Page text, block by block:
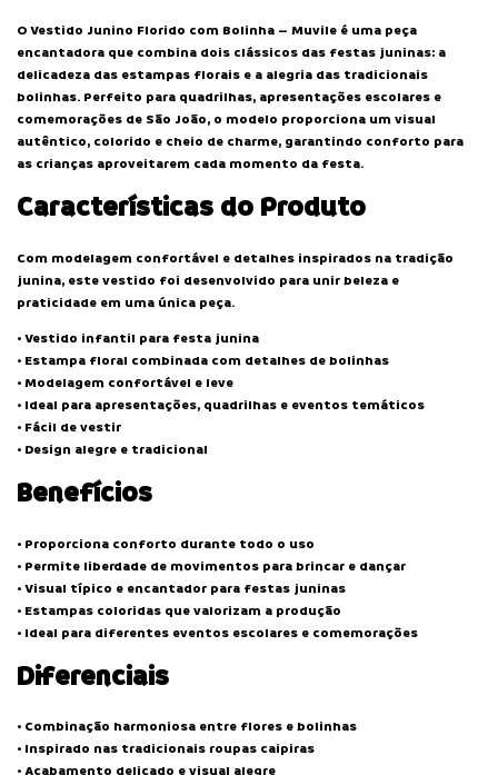
O Vestido Junino Florido com Bolinha – Muvile é uma peça
encantadora que combina dois clássicos das festas juninas: a
delicadeza das estampas florais e a alegria das tradicionais
bolinhas. Perfeito para quadrilhas, apresentações escolares e
comemorações de São João, o modelo proporciona um visual
autêntico, colorido e cheio de charme, garantindo conforto para
as crianças aproveitarem cada momento da festa.
Características do Produto
Com modelagem confortável e detalhes inspirados na tradição
junina, este vestido foi desenvolvido para unir beleza e
praticidade em uma única peça.
• Vestido infantil para festa junina
• Estampa floral combinada com detalhes de bolinhas
• Modelagem confortável e leve
• Ideal para apresentações, quadrilhas e eventos temáticos
• Fácil de vestir
• Design alegre e tradicional
Benefícios
• Proporciona conforto durante todo o uso
• Permite liberdade de movimentos para brincar e dançar
• Visual típico e encantador para festas juninas
• Estampas coloridas que valorizam a produção
• Ideal para diferentes eventos escolares e comemorações
Diferenciais
• Combinação harmoniosa entre flores e bolinhas
• Inspirado nas tradicionais roupas caipiras